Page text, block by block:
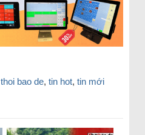
thoi bao de, tin hot, tin mới